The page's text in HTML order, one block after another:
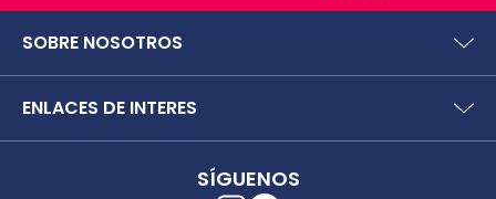
SOBRE NOSOTROS
Preguntas frecuentes
Políticas y términos de uso
ENLACES DE INTERES
SÍGUENOS